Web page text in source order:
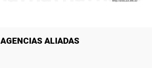
AGENCIAS ALIADAS